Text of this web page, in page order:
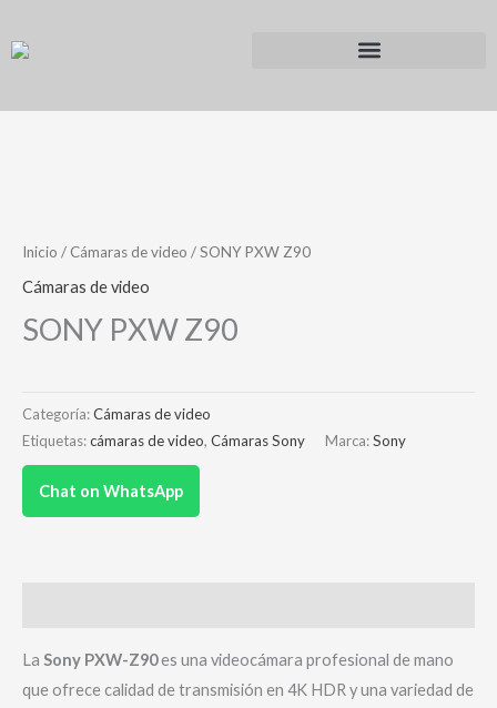
Inicio / Cámaras de video / SONY PXW Z90
Cámaras de video
SONY PXW Z90
Categoría:Cámaras de video
Etiquetas:cámaras de video, Cámaras Sony Marca:Sony
Chat on WhatsApp
La Sony PXW-Z90es una videocámara profesional de mano
que ofrece calidad de transmisión en 4K HDR y una variedad de